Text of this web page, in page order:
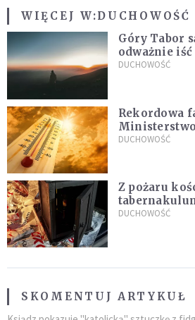
WIĘCEJ W:DUCHOWOŚĆ
Góry Tabor
odważnie
DUCHOWOŚĆ
Rekordowa
po
DUCHOWOŚĆ
Z pożaru
"zapach
DUCHOWOŚĆ
SKOMENTUJ ARTYKUŁ